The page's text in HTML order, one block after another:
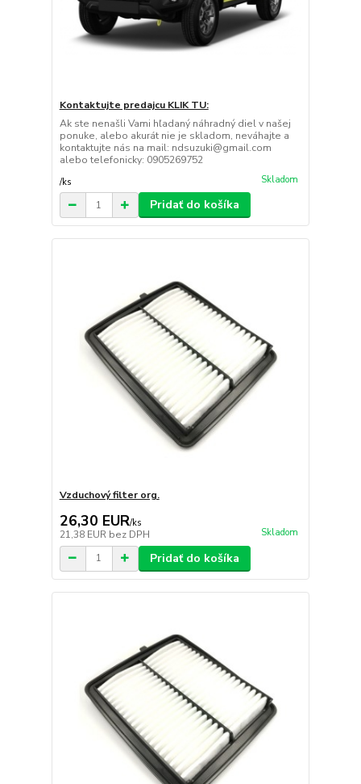
Kontaktujte predajcu KLIK TU:
Ak ste nenašli Vami hľadaný náhradný diel v našej
ponuke, alebo akurát nie je skladom, neváhajte a
kontaktujte nás na mail: ndsuzuki@gmail.com
alebo telefonicky: 0905269752
/ks Skladom
Pridať do košíka
Vzduchový filter org.
26,30 EUR/ks
21,38 EUR bez DPH Skladom
Pridať do košíka